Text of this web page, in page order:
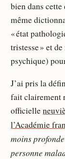
bien dans
même
« état
tristesse » et
psychique)
J’ai pris la
fait clairement
officielle
l’Académie
moins
personne